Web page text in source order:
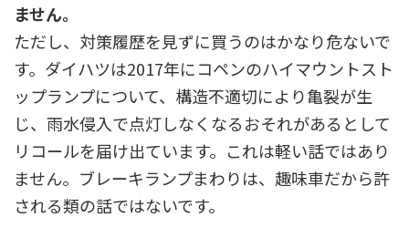
ません。
ただし、対策履歴を見ずに買うのはかなり危ないで
す。ダイハツは2017年にコペンのハイマウントスト
ップランプについて、構造不適切により亀裂が生
じ、雨水侵入で点灯しなくなるおそれがあるとして
リコールを届け出ています。これは軽い話ではあり
ません。ブレーキランプまわりは、趣味車だから許
される類の話ではないです。